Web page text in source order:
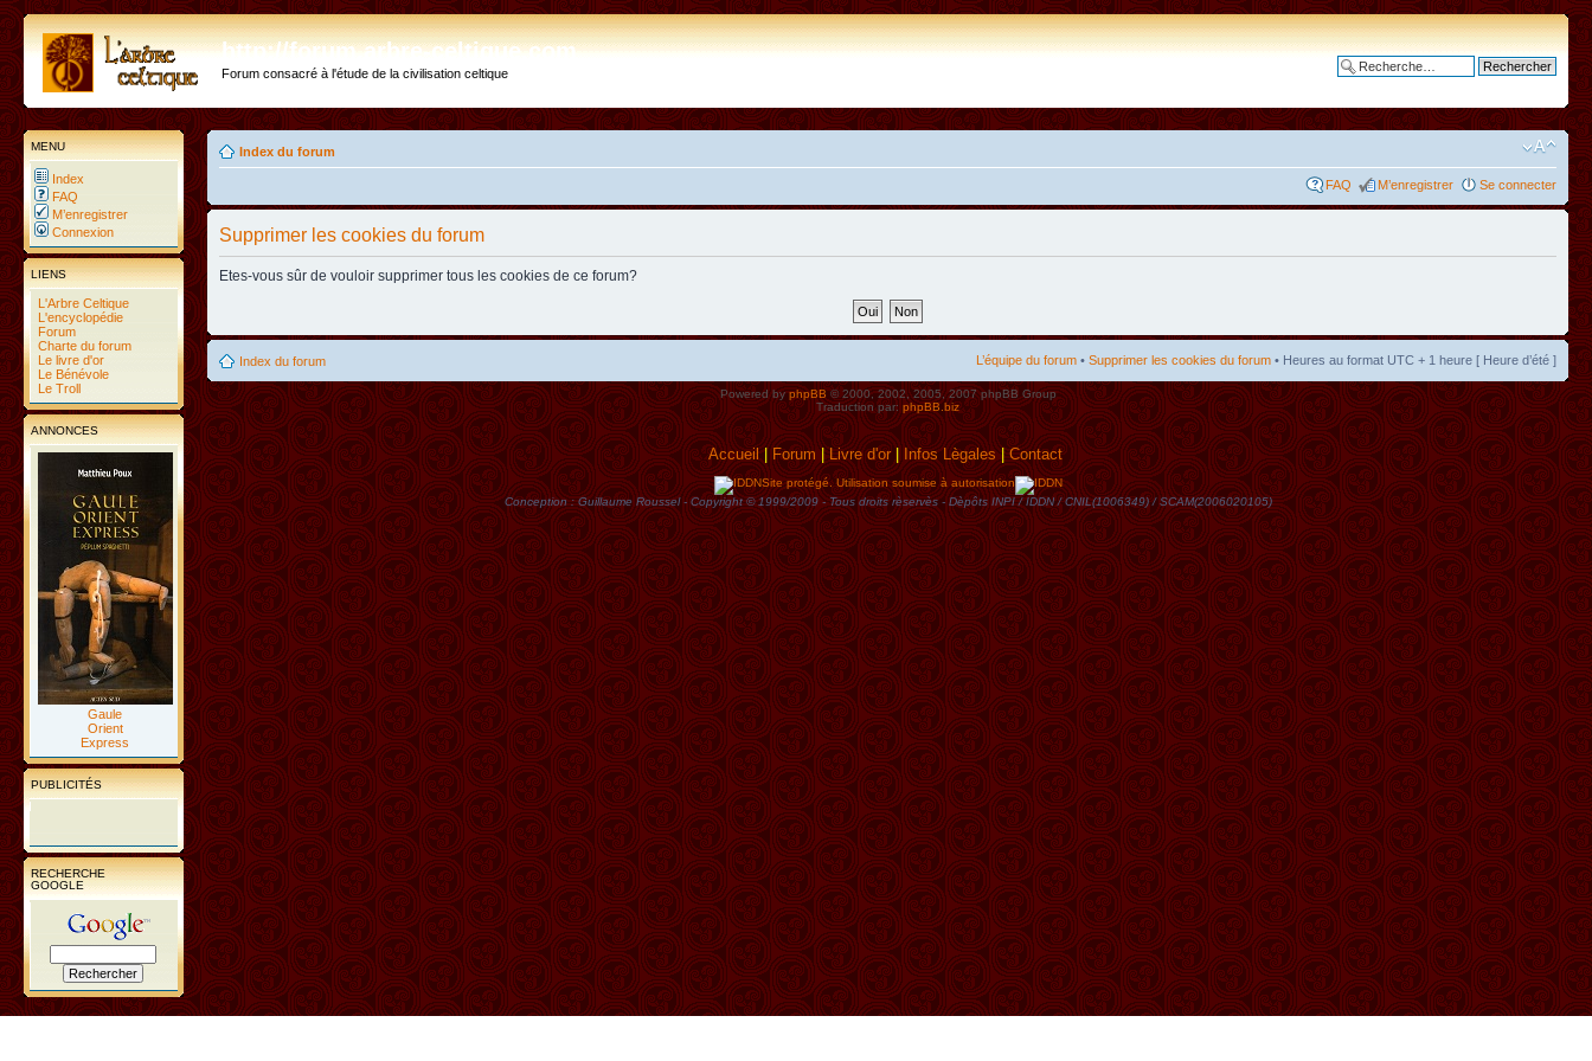
http://forum.arbre-celtique.com
Forum consacré à l'étude de la civilisation celtique
MENU
Index
FAQ
M’enregistrer
Connexion
LIENS
L'Arbre Celtique
L'encyclopédie
Forum
Charte du forum
Le livre d'or
Le Bénévole
Le Troll
ANNONCES
Gaule
Orient
Express
PUBLICITÉS
RECHERCHE
GOOGLE
Index du forum
FAQ M’enregistrer Se connecter
Supprimer les cookies du forum
Etes-vous sûr de vouloir supprimer tous les cookies de ce forum?
Index du forum L’équipe du forum • Supprimer les cookies du forum • Heures au format UTC + 1 heure [ Heure d’été ]
Powered byphpBB© 2000, 2002, 2005, 2007 phpBB Group
Traduction par: phpBB.biz
Accueil|Forum |Livre d'or| Infos Lègales|Contact
Site protégé. Utilisation soumise à autorisation
Conception : Guillaume Roussel - Copyright © 1999/2009 - Tous droits rèservès - Dèpôts INPI / IDDN / CNIL(1006349) / SCAM(2006020105)